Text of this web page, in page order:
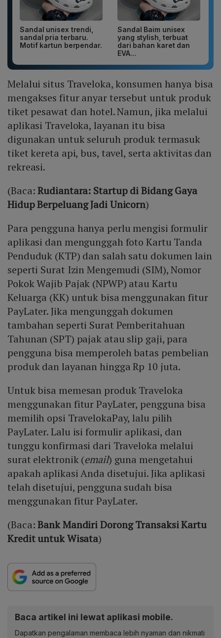
Sandal unisex trendi,
sandal pria terbaru.
Motif kartun berpendar.
Sandal Baim unisex
yang stylish, terbuat
dari bahan karet dan
EVA...
Melalui situs Traveloka, konsumen hanya bisa
mengakses fitur anyar tersebut untuk produk
tiket pesawat dan hotel. Namun, jika melalui
aplikasi Traveloka, layanan itu bisa
digunakan untuk seluruh produk termasuk
tiket kereta api, bus, tavel, serta aktivitas dan
rekreasi.
(Baca:Rudiantara: Startup di Bidang Gaya
Hidup Berpeluang Jadi Unicorn)
Para pengguna hanya perlu mengisi formulir
aplikasi dan mengunggah foto Kartu Tanda
Penduduk (KTP) dan salah satu dokumen lain
seperti Surat Izin Mengemudi (SIM), Nomor
Pokok Wajib Pajak (NPWP) atau Kartu
Keluarga (KK) untuk bisa menggunakan fitur
PayLater. Jika mengunggah dokumen
tambahan seperti Surat Pemberitahuan
Tahunan (SPT) pajak atau slip gaji, para
pengguna bisa memperoleh batas pembelian
produk dan layanan hingga Rp 10 juta.
Untuk bisa memesan produk Traveloka
menggunakan fitur PayLater, pengguna bisa
memilih opsi TravelokaPay, lalu pilih
PayLater. Lalu isi formulir aplikasi, dan
tunggu konfirmasi dari Traveloka melalui
surat elektronik (email) guna mengetahui
apakah aplikasi Anda disetujui. Jika aplikasi
telah disetujui, pengguna sudah bisa
menggunakan fitur PayLater.
(Baca:Bank Mandiri Dorong Transaksi Kartu
Kredit untuk Wisata)
Baca artikel ini lewat aplikasi mobile.
Dapatkan pengalaman membaca lebih nyaman dan nikmati